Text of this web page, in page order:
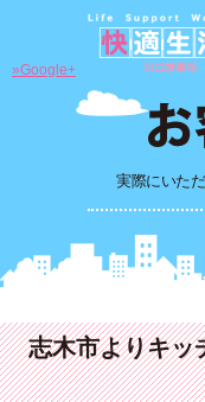
実際にいた
»Google+
志木市よりキッ